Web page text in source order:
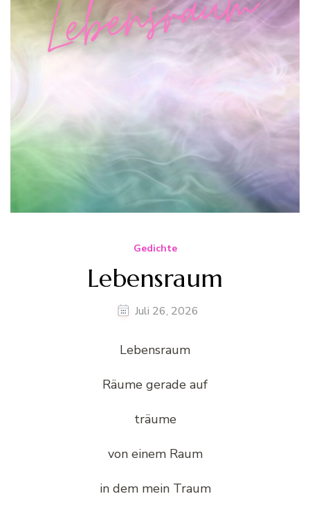
Gedichte
Lebensraum
Juli 26, 2026
Lebensraum
Räume gerade auf
träume
von einem Raum
in dem mein Traum